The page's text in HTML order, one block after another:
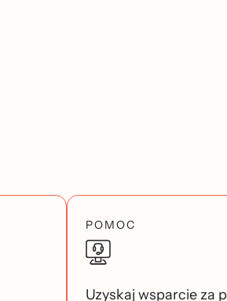
POMOC
Uzyskaj wsparcie za